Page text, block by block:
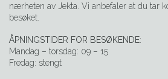
nærheten av Jekta. Vi anbefaler at du tar
besøket.
ÅPNINGSTIDER FOR BESØKENDE:
Mandag – torsdag: 09 – 15
Fredag: stengt